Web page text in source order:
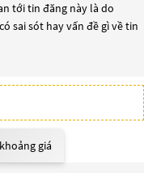
tới tin đăng này là do
sai sót hay vấn đề gì về tin
giá